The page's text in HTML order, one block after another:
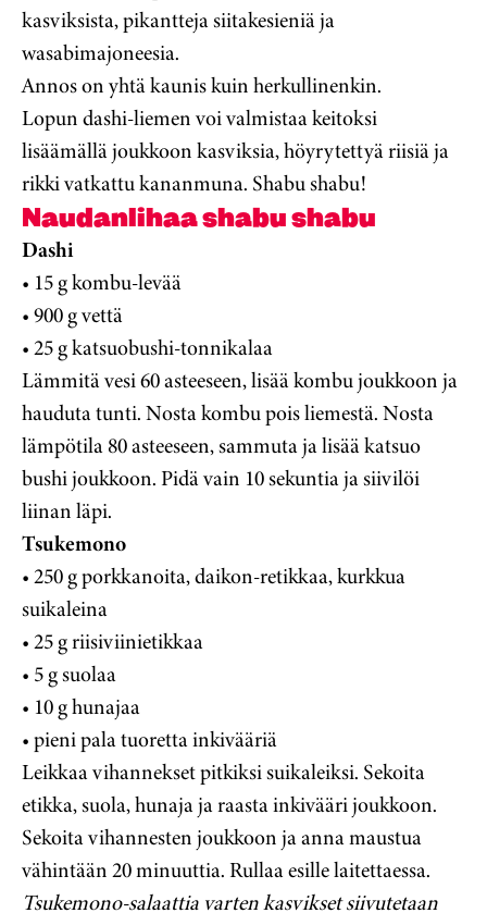
kasviksista, pikantteja siitakesieniä ja
wasabimajoneesia.
Annos on yhtä kaunis kuin herkullinenkin.
Lopun dashi-liemen voi valmistaa keitoksi
lisäämällä joukkoon kasviksia, höyrytettyä riisiä ja
rikki vatkattu kananmuna. Shabu shabu!
Naudanlihaa shabu shabu
Dashi
• 15 g kombu-levää
• 900 g vettä
• 25 g katsuobushi-tonnikalaa
Lämmitä vesi 60 asteeseen, lisää kombu joukkoon ja
hauduta tunti. Nosta kombu pois liemestä. Nosta
lämpötila 80 asteeseen, sammuta ja lisää katsuo
bushi joukkoon. Pidä vain 10 sekuntia ja siivilöi
liinan läpi.
Tsukemono
• 250 g porkkanoita, daikon-retikkaa, kurkkua
suikaleina
• 25 g riisiviinietikkaa
• 5 g suolaa
• 10 g hunajaa
• pieni pala tuoretta inkivääriä
Leikkaa vihannekset pitkiksi suikaleiksi. Sekoita
etikka, suola, hunaja ja raasta inkivääri joukkoon.
Sekoita vihannesten joukkoon ja anna maustua
vähintään 20 minuuttia. Rullaa esille laitettaessa.
Tsukemono-salaattia varten kasvikset siivutetaan